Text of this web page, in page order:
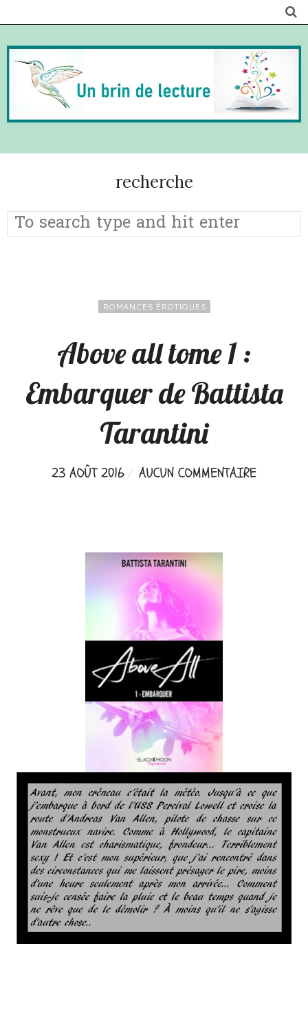
recherche
ROMANCES ÉROTIQUES
Above all tome 1 :
Embarquer de Battista
Tarantini
23 AOÛT 2016 AUCUN COMMENTAIRE